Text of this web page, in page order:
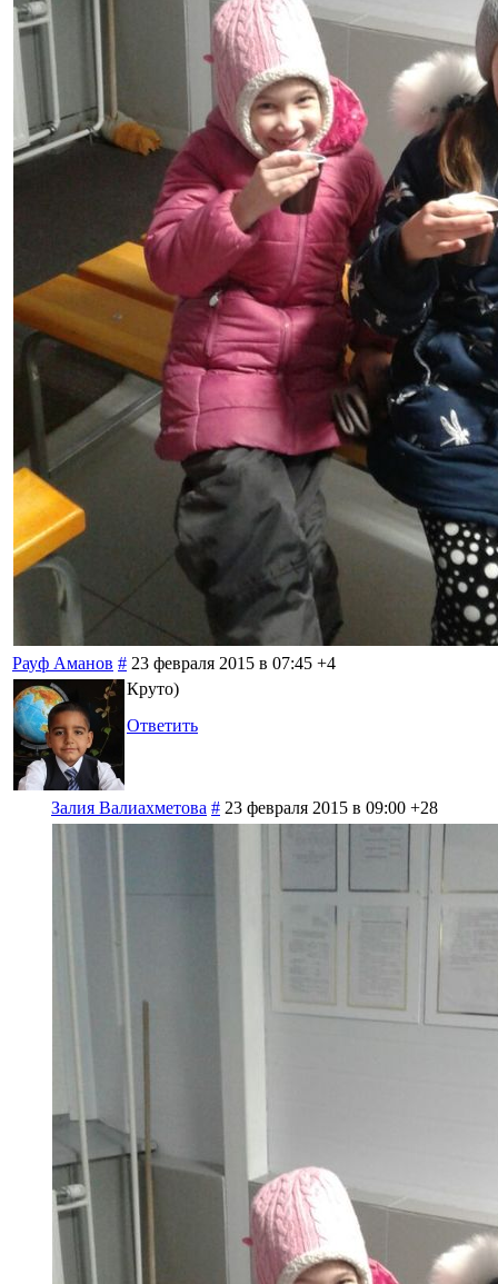
Рауф Аманов # 23 февраля 2015 в 07:45 +4
Круто)
Ответить
Залия Валиахметова # 23 февраля 2015 в 09:00 +28